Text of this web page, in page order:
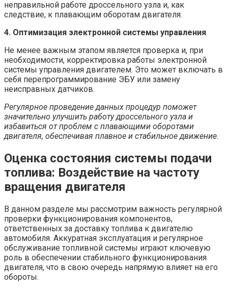
неправильной работе дроссельного узла и, как
следствие, к плавающим оборотам двигателя.
4. Оптимизация электронной системы управления
Не менее важным этапом является проверка и, при
необходимости, корректировка работы электронной
системы управления двигателем. Это может включать в
себя перепрограммирование ЭБУ или замену
неисправных датчиков.
Регулярное проведение данных процедур поможет
значительно улучшить работу дроссельного узла и
избавиться от проблем с плавающими оборотами
двигателя, обеспечивая плавное и стабильное движение.
Оценка состояния системы подачи
топлива: Воздействие на частоту
вращения двигателя
В данном разделе мы рассмотрим важность регулярной
проверки функционирования компонентов,
ответственных за доставку топлива к двигателю
автомобиля. Аккуратная эксплуатация и регулярное
обслуживание топливной системы играют ключевую
роль в обеспечении стабильного функционирования
двигателя, что в свою очередь напрямую влияет на его
обороты.